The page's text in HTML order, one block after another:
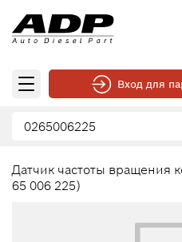
Вход для
Датчик частоты вращения
65 006 225)